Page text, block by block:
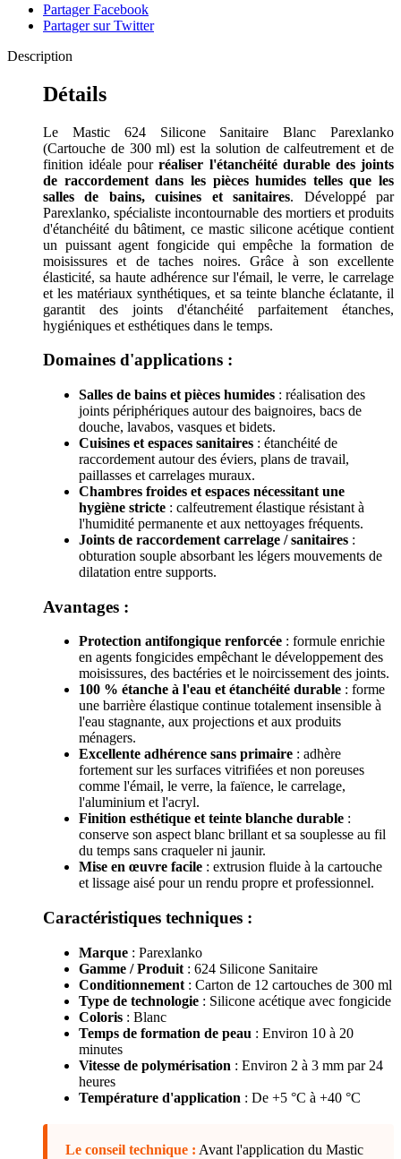
Partager Facebook
Partager sur Twitter
Description
Détails
Le Mastic 624 Silicone Sanitaire Blanc Parexlanko
(Cartouche de 300 ml) est la solution de calfeutrement et de
finition idéale pourréaliser l'étanchéité durable des joints
de raccordement dans les pièces humides telles que les
salles de bains, cuisines et sanitaires. Développé par
Parexlanko, spécialiste incontournable des mortiers et produits
d'étanchéité du bâtiment, ce mastic silicone acétique contient
un puissant agent fongicide qui empêche la formation de
moisissures et de taches noires. Grâce à son excellente
élasticité, sa haute adhérence sur l'émail, le verre, le carrelage
et les matériaux synthétiques, et sa teinte blanche éclatante, il
garantit des joints d'étanchéité parfaitement étanches,
hygiéniques et esthétiques dans le temps.
Domaines d'applications :
Salles de bains et pièces humides : réalisation des
joints périphériques autour des baignoires, bacs de
douche, lavabos, vasques et bidets.
Cuisines et espaces sanitaires : étanchéité de
raccordement autour des éviers, plans de travail,
paillasses et carrelages muraux.
Chambres froides et espaces nécessitant une
hygiène stricte : calfeutrement élastique résistant à
l'humidité permanente et aux nettoyages fréquents.
Joints de raccordement carrelage / sanitaires :
obturation souple absorbant les légers mouvements de
dilatation entre supports.
Avantages :
Protection antifongique renforcée : formule enrichie
en agents fongicides empêchant le développement des
moisissures, des bactéries et le noircissement des joints.
100 % étanche à l'eau et étanchéité durable : forme
une barrière élastique continue totalement insensible à
l'eau stagnante, aux projections et aux produits
ménagers.
Excellente adhérence sans primaire : adhère
fortement sur les surfaces vitrifiées et non poreuses
comme l'émail, le verre, la faïence, le carrelage,
l'aluminium et l'acryl.
Finition esthétique et teinte blanche durable :
conserve son aspect blanc brillant et sa souplesse au fil
du temps sans craqueler ni jaunir.
Mise en œuvre facile : extrusion fluide à la cartouche
et lissage aisé pour un rendu propre et professionnel.
Caractéristiques techniques :
Marque : Parexlanko
Gamme / Produit : 624 Silicone Sanitaire
Conditionnement : Carton de 12 cartouches de 300 ml
Type de technologie : Silicone acétique avec fongicide
Coloris : Blanc
Temps de formation de peau : Environ 10 à 20
minutes
Vitesse de polymérisation : Environ 2 à 3 mm par 24
heures
Température d'application : De +5 °C à +40 °C
Le conseil technique : Avant l'application du Mastic